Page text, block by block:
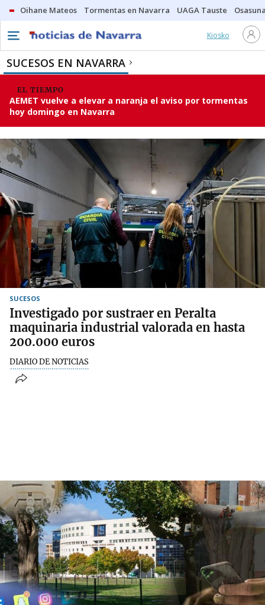
Oihane Mateos Tormentas en Navarra UAGA Tauste
Kiosko
SUCESOS EN NAVARRA
EL TIEMPO
AEMET vuelve a elevar a naranja el aviso por tormentas
hoy domingo en Navarra
SUCESOS
Investigado por sustraer en Peralta
maquinaria industrial valorada en hasta
200.000 euros
DIARIO DE NOTICIAS